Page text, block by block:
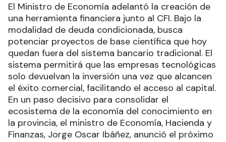
El Ministro de Economía adelantó la creación de
una herramienta financiera junto al CFI. Bajo la
modalidad de deuda condicionada, busca
potenciar proyectos de base científica que hoy
quedan fuera del sistema bancario tradicional. El
sistema permitirá que las empresas tecnológicas
solo devuelvan la inversión una vez que alcancen
el éxito comercial, facilitando el acceso al capital.
En un paso decisivo para consolidar el
ecosistema de la economía del conocimiento en
la provincia, el ministro de Economía, Hacienda y
Finanzas, Jorge Oscar Ibáñez, anunció el próximo